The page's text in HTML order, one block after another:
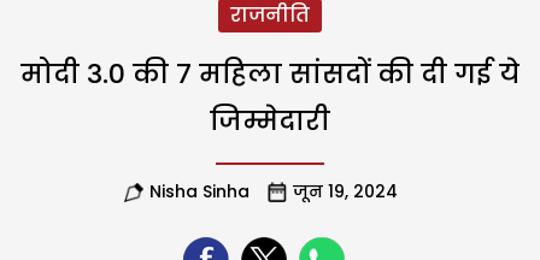
राजनीति
मोदी 3.0 की 7 महिला सांसदों की दी गई ये
जिम्मेदारी
Nisha Sinha जून 19, 2024